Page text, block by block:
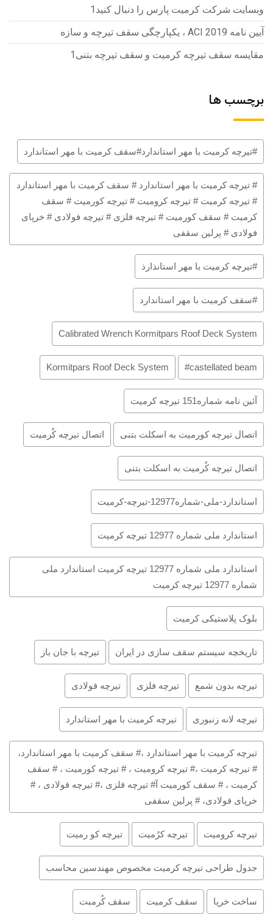
وبسایت شرکت کرمیت پارس را دنبال کنید1
آیین نامه ACI 2019 ، یکپارچگی سقف تیرچه و سازه
مقایسه سقف تیرچه کرمیت و سقف تیرچه بتنی1
برچسب ها
#تیرچه کرمیت با مهر استاندارد#سقف کرمیت با مهر استاندارد
# تیرچه کرمیت با مهر استاندارد # سقف کرمیت با مهر استاندارد
# تیرچه کرمیت # تیرچه کرومیت # تیرچه کورمیت # سقف
کرمیت # سقف کورمیت # تیرچه فلزی # تیرچه فولادی # خرپای
فولادی # پرلین سقفی
#تیرچه کرمیت با مهر استانذارذ
#سقف کرمیت با مهر استاندارد
Calibrated Wrench Kormitpars Roof Deck System
castellated beam#
Kormitpars Roof Deck System
آئین نامه شماره151 تیرچه کرمیت
اتصال تیرچه کورمیت به اسکلت بتنی اتصال تیرچه کُرمیت
اتصال تیرچه کُرمیت به اسکلت بتنی
استاندارد-ملی-شماره12977-تیرچه-کرمیت
استاندارد ملی شماره 12977 تیرچه کرمیت
استاندارد ملی شماره 12977 تیرچه کرمیت استاندارد ملی
شماره 12977 تیرچه کرمیت
بلوک پلاستیکی کرمیت
تاریخچه سیستم سقف سازی در ایران تیرچه با جان باز
تیرچه بدون شمع تیرچه فلزی تیرچه فولادی
تیرچه لانه زنبوری تیرچه کرمیت با مهر استاندارد
تیرچه کرمیت با مهر استاندارد ،# سقف کرمیت با مهر استاندارد،
# تیرچه کرمیت ،# تیرچه کرومیت ، # تیرچه کورمیت ، # سقف
کرمیت ، # سقف کورمیت آ# تیرچه فلزی ،# تیرچه فولادی ، #
خرپای فولادی، # پرلین سقفی
تیرچه کرومیت تیرچه کرُمیت تیرچه کو رمیت
جدول طراحی تیرچه کرمیت مخصوص مهندسین محاسب
ساخت خرپا سقف کرمیت سقف کُرمبت